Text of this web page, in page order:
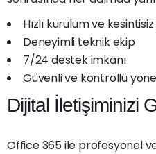
Hızlı kurulum ve
Deneyimli teknik ekip
7/24 destek imkanı
Güvenli ve kontrollü
Dijital İletişiminizi
Office 365 ile profesyonel